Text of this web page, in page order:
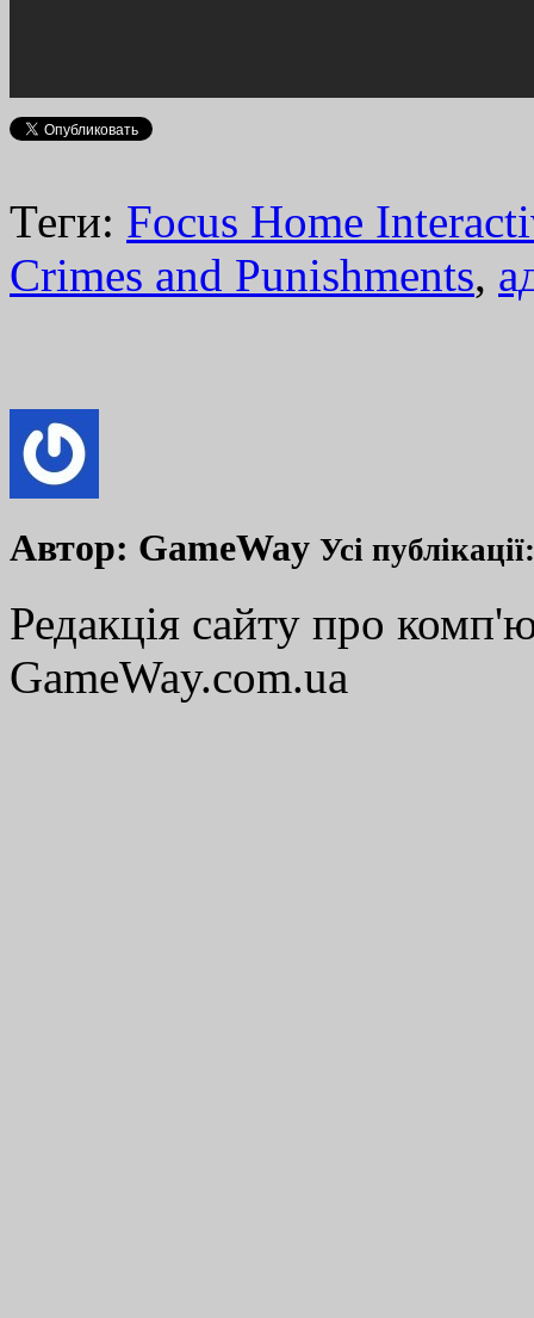
Теги: Focus Home
Crimes and Punishments,
Автор: GameWay Усі
Редакція сайту про
GameWay.com.ua